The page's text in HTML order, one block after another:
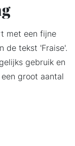
met een fijne
de tekst 'Fraise'.
gebruik en
groot aantal